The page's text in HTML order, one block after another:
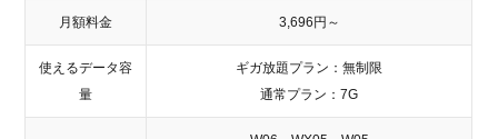
月額料金 3,696円～
使えるデータ容
量
ギガ放題プラン：無制限
通常プラン：7G